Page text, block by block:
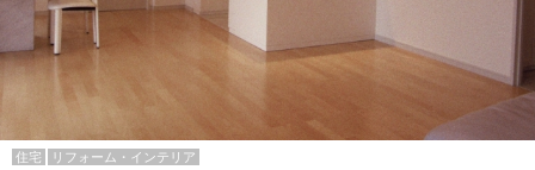
住宅 リフォーム・インテリア